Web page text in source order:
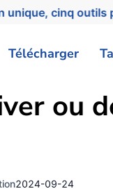
cinq outils
Télécharger
ou
2024-09-24